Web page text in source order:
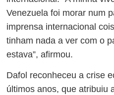
Venezuela foi morar num
imprensa internacional
tinham nada a ver com o
estava”, afirmou.
Dafol reconheceu a crise
últimos anos, que atribuiu